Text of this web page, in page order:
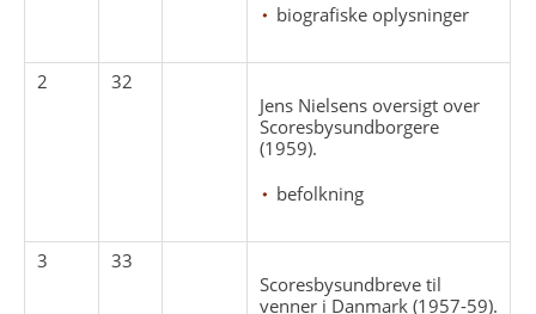
biografiske oplysninger
2
32
Jens Nielsens oversigt over
Scoresbysundborgere
(1959).
befolkning
3
33
Scoresbysundbreve til
venner i Danmark (1957-59).